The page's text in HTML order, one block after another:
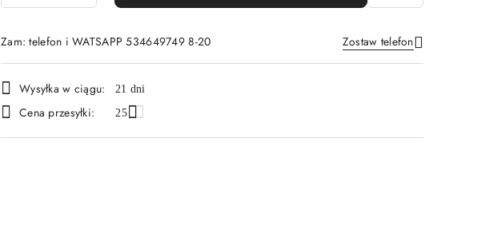
Zam: telefon i WATSAPP 534649749 8-20 Zostaw telefon
Wyślij
Dostępność
i
Wysyłka w ciągu: 21 dni
Cena przesyłki: 25